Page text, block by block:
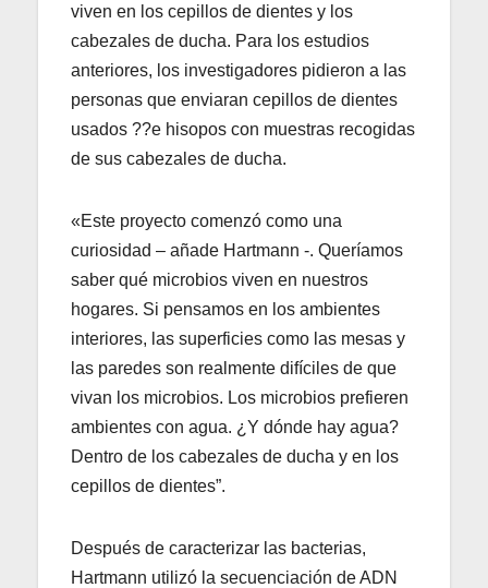
viven en los cepillos de dientes y los
cabezales de ducha. Para los estudios
anteriores, los investigadores pidieron a las
personas que enviaran cepillos de dientes
usados ??e hisopos con muestras recogidas
de sus cabezales de ducha.
«Este proyecto comenzó como una
curiosidad – añade Hartmann -. Queríamos
saber qué microbios viven en nuestros
hogares. Si pensamos en los ambientes
interiores, las superficies como las mesas y
las paredes son realmente difíciles de que
vivan los microbios. Los microbios prefieren
ambientes con agua. ¿Y dónde hay agua?
Dentro de los cabezales de ducha y en los
cepillos de dientes”.
Después de caracterizar las bacterias,
Hartmann utilizó la secuenciación de ADN